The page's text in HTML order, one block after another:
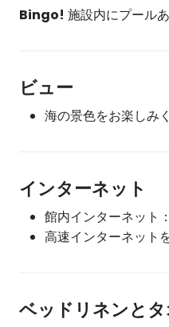
Bingo! 施設内にプール
ビュー
海の景色をお楽しみ
インターネット
館内インターネット
高速インターネット
ベッドリネンと